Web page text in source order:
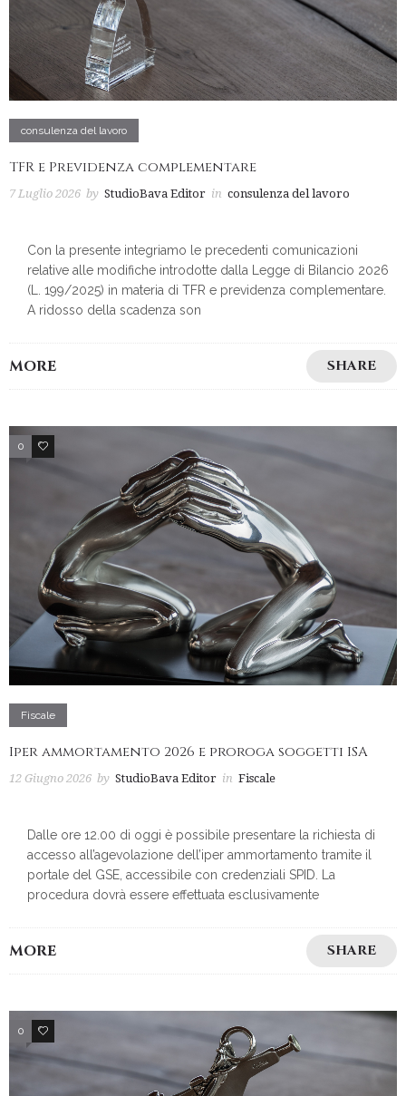
consulenza del lavoro
TFR e Previdenza complementare
7 Luglio 2026 by StudioBava Editor in consulenza del lavoro
Con la presente integriamo le precedenti comunicazioni
relative alle modifiche introdotte dalla Legge di Bilancio 2026
(L. 199/2025) in materia di TFR e previdenza complementare.
A ridosso della scadenza son
MORE SHARE
0 2
Fiscale
Iper ammortamento 2026 e proroga soggetti ISA
12 Giugno 2026 by StudioBava Editor in Fiscale
Dalle ore 12.00 di oggi è possibile presentare la richiesta di
accesso all’agevolazione dell’iper ammortamento tramite il
portale del GSE, accessibile con credenziali SPID. La
procedura dovrà essere effettuata esclusivamente
MORE SHARE
0 3